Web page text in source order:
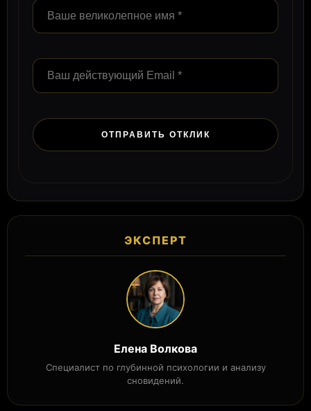
ЭКСПЕРТ
Елена Волкова
Специалист по глубинной психологии и анализу
сновидений.